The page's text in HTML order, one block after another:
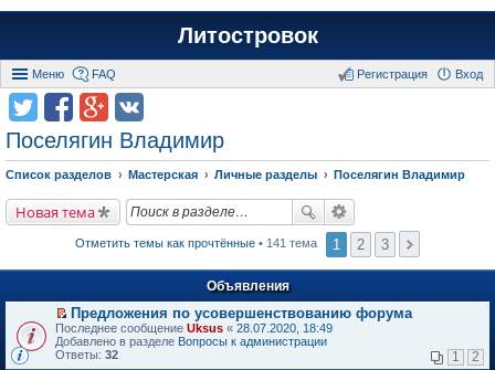
Литостровок
Меню FAQ Вход
Регистрация
Поселягин Владимир
Список разделов Мастерская Личные разделы Поселягин Владимир
Новая тема
Отметить темы как прочтённые • 141 тема 1 2 3
Объявления
П
е
р
Предложения по усовершенствованию форума
Последнее сообщение Uksus « 28.07.2020, 18:49
Добавлено в разделе Вопросы к администрации
Ответы: 32 1 2